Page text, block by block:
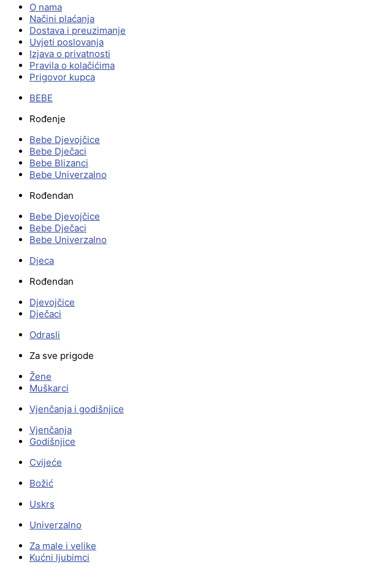
O nama
Načini plaćanja
Dostava i preuzimanje
Uvjeti poslovanja
Izjava o privatnosti
Pravila o kolačićima
Prigovor kupca
BEBE
Rođenje
Bebe Djevojčice
Bebe Dječaci
Bebe Blizanci
Bebe Univerzalno
Rođendan
Bebe Djevojčice
Bebe Dječaci
Bebe Univerzalno
Djeca
Rođendan
Djevojčice
Dječaci
Odrasli
Za sve prigode
Žene
Muškarci
Vjenčanja i godišnjice
Vjenčanja
Godišnjice
Cvijeće
Božić
Uskrs
Univerzalno
Za male i velike
Kućni ljubimci